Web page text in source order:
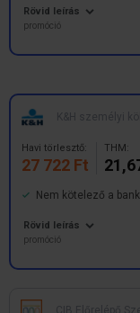
Rövid leírás
promóció
Havi törlesztő:
27 722 Ft
THM:
Nem kötelező a
Rövid leírás
promóció